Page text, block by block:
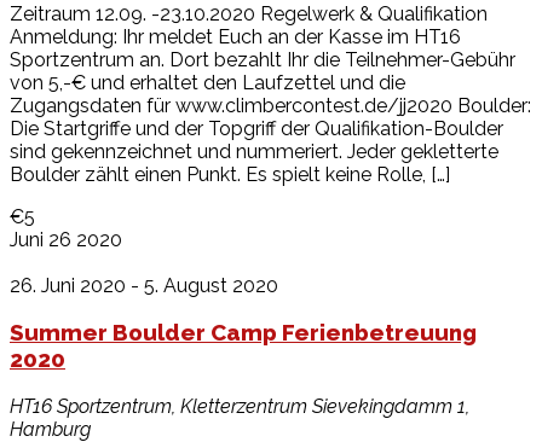
Zeitraum 12.09. -23.10.2020 Regelwerk & Qualifikation
Anmeldung: Ihr meldet Euch an der Kasse im HT16
Sportzentrum an. Dort bezahlt Ihr die Teilnehmer-Gebühr
von 5,-€ und erhaltet den Laufzettel und die
Zugangsdaten für www.climbercontest.de/jj2020 Boulder:
Die Startgriffe und der Topgriff der Qualifikation-Boulder
sind gekennzeichnet und nummeriert. Jeder gekletterte
Boulder zählt einen Punkt. Es spielt keine Rolle, […]
€5
Juni 26 2020
26. Juni 2020 - 5. August 2020
Summer Boulder Camp Ferienbetreuung
2020
HT16 Sportzentrum, Kletterzentrum Sievekingdamm 1,
Hamburg